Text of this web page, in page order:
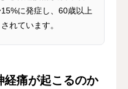
に発症し、60歳以上
れています。
経痛が起こるのか